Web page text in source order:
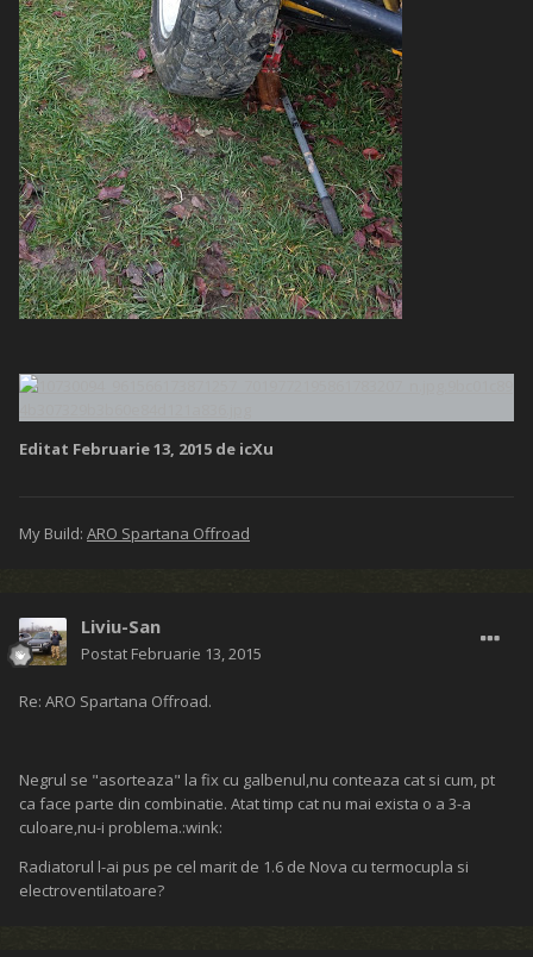
Editat Februarie 13, 2015 de icXu
My Build: ARO Spartana Offroad
Liviu-San
Postat Februarie 13, 2015
Re: ARO Spartana Offroad.
Negrul se "asorteaza" la fix cu galbenul,nu conteaza cat si cum, pt
ca face parte din combinatie. Atat timp cat nu mai exista o a 3-a
culoare,nu-i problema.:wink:
Radiatorul l-ai pus pe cel marit de 1.6 de Nova cu termocupla si
electroventilatoare?